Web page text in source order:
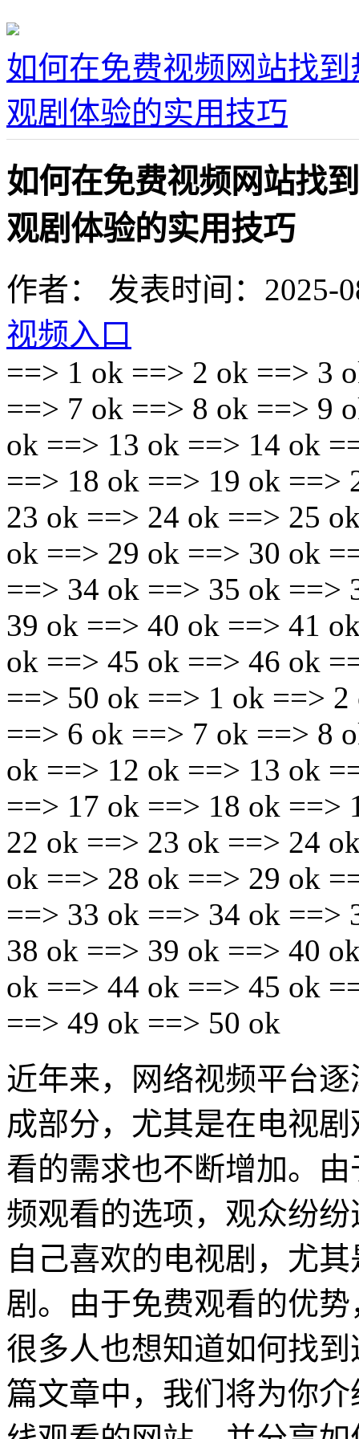
如何在免费视频网站找
观剧体验的实用技巧
如何在免费视频网站找
观剧体验的实用技巧
作者：
发表时间：2025-
视频入口
==> 1 ok ==> 2 ok ==> 3
==> 7 ok ==> 8 ok ==> 9
ok ==> 13 ok ==> 14 ok
==> 18 ok ==> 19 ok ==>
23 ok ==> 24 ok ==> 25
ok ==> 29 ok ==> 30 ok
==> 34 ok ==> 35 ok ==>
39 ok ==> 40 ok ==> 41
ok ==> 45 ok ==> 46 ok
==> 50 ok ==> 1 ok ==>
==> 6 ok ==> 7 ok ==> 8
ok ==> 12 ok ==> 13 ok
==> 17 ok ==> 18 ok ==>
22 ok ==> 23 ok ==> 24
ok ==> 28 ok ==> 29 ok
==> 33 ok ==> 34 ok ==>
38 ok ==> 39 ok ==> 40
ok ==> 44 ok ==> 45 ok
==> 49 ok ==> 50 ok
近年来，网络视频平台
成部分，尤其是在电视
看的需求也不断增加。
频观看的选项，观众纷
自己喜欢的电视剧，尤
剧。由于免费观看的优
很多人也想知道如何找
篇文章中，我们将为你